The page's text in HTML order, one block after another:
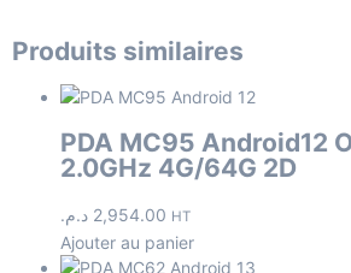
Produits similaires
PDA MC95 Android12
2.0GHz 4G/64G 2D
2,954.00 د.م. HT
Ajouter au panier